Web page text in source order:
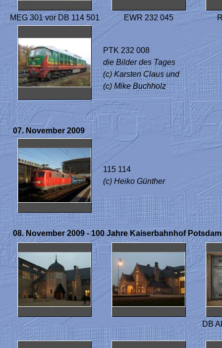
MEG 301 vor DB 114 501 EWR 232 045
PTK 232 008
die Bilder des Tages
(c) Karsten Claus und
(c) Mike Buchholz
07. November 2009
115 114
(c) Heiko Günther
08. November 2009 - 100 Jahre Kaiserbahnhof
DB